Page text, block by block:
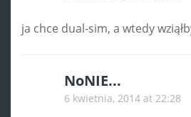
ja chce dual-sim, a wtedy
NoNIE...
6 kwietnia, 2014 at 22:28